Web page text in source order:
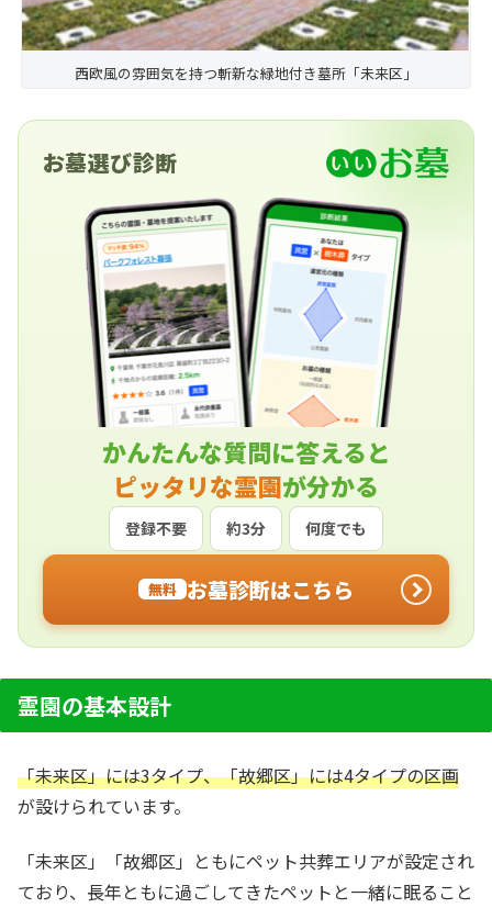
西欧風の雰囲気を持つ斬新な緑地付き墓所「未来区」
お墓選び診断
かんたんな質問に答えると
ピッタリな霊園が分かる
登録不要 約3分 何度でも
無料 お墓診断はこちら
霊園の基本設計
「未来区」には3タイプ、「故郷区」には4タイプの区画
が設けられています。
「未来区」「故郷区」ともにペット共葬エリアが設定され
ており、長年ともに過ごしてきたペットと一緒に眠ること